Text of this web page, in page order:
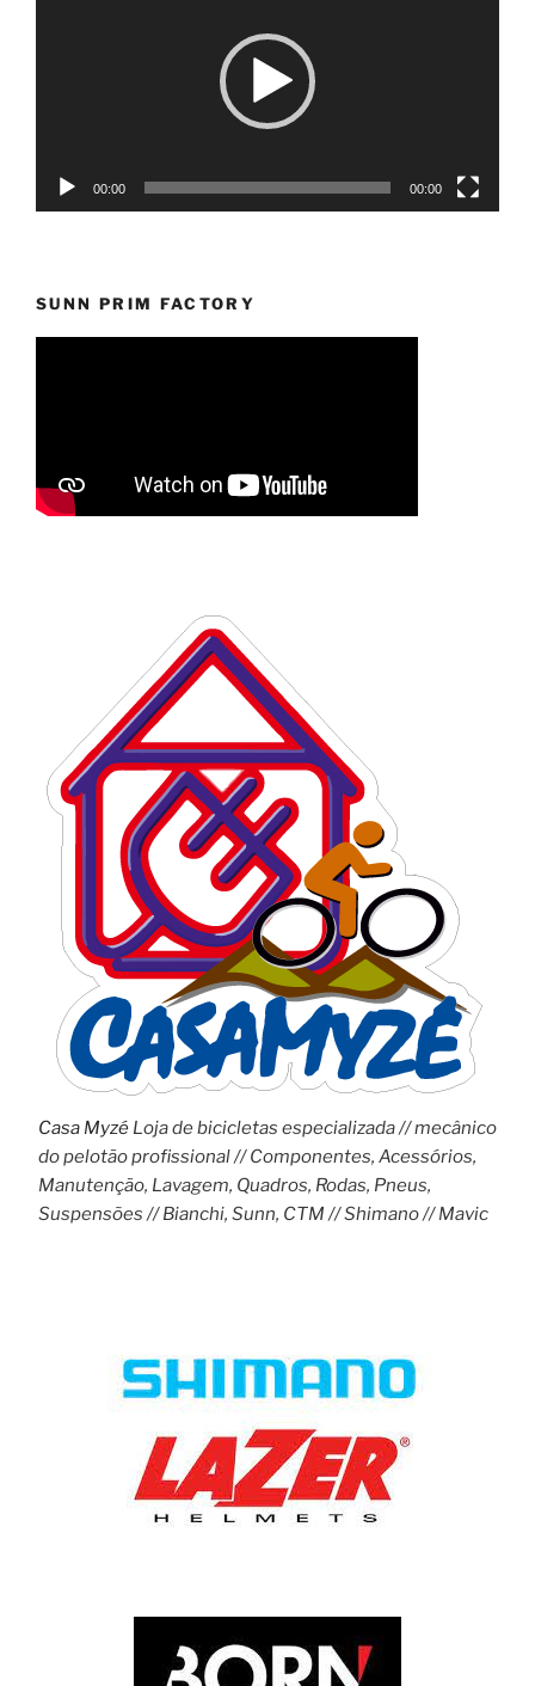
00:00 00:00
SUNN PRIM FACTORY
Casa MyzéLoja de bicicletas especializada // mecânico
do pelotão profissional // Componentes, Acessórios,
Manutenção, Lavagem, Quadros, Rodas, Pneus,
Suspensões // Bianchi, Sunn, CTM // Shimano // Mavic